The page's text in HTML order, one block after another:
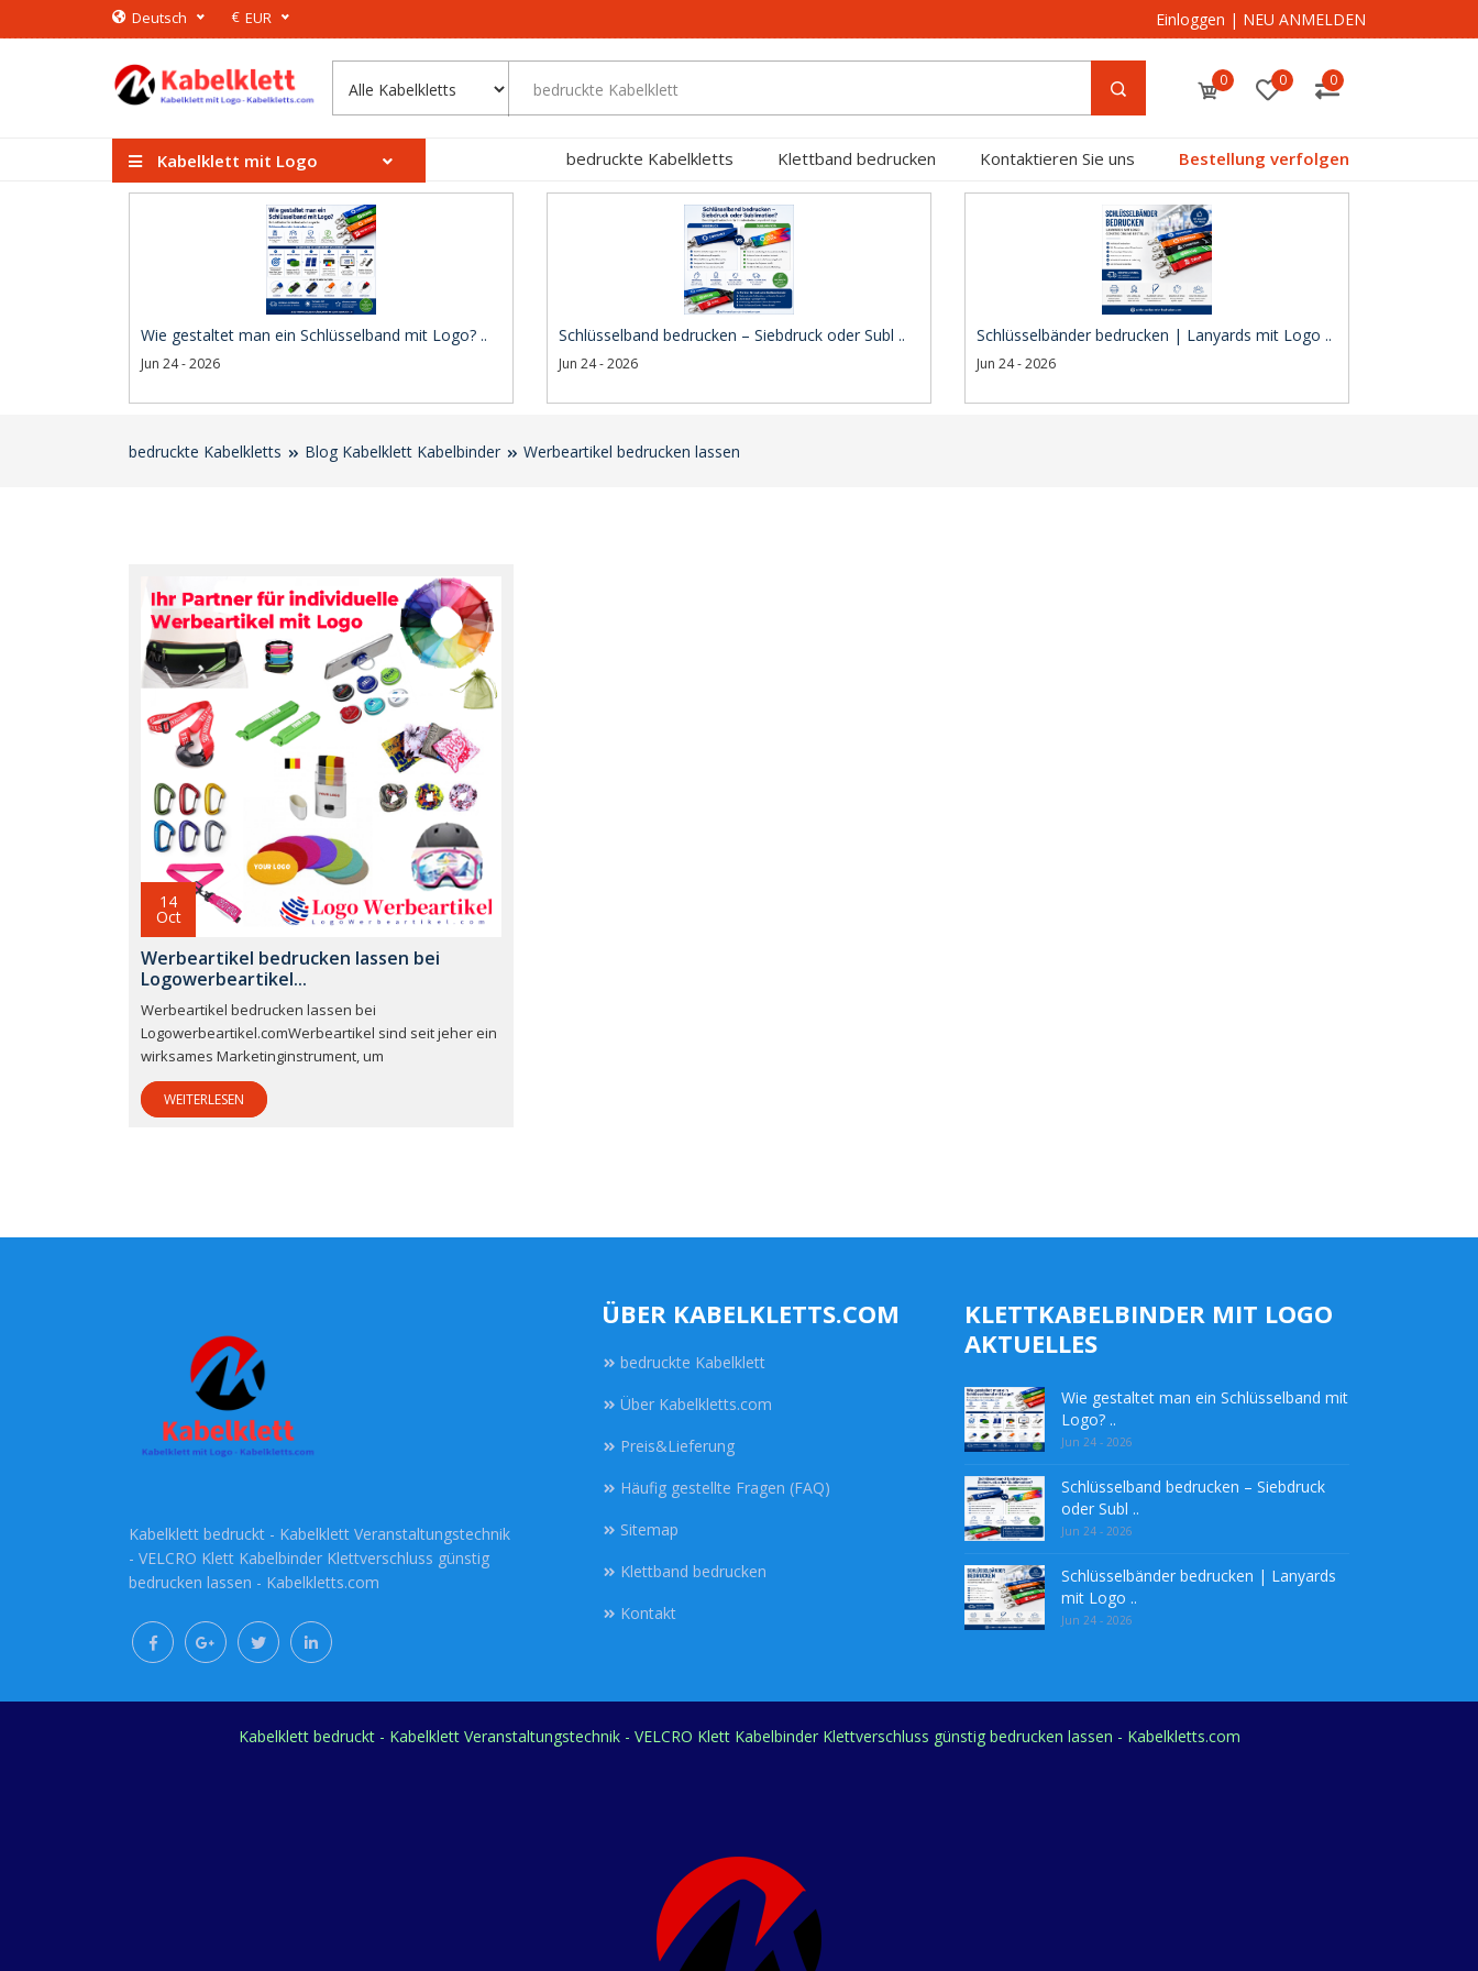
Deutsch € EUR Einloggen | NEU ANMELDEN
0 0 0
Kabelklett mit Logo bedruckte Kabelkletts Klettband bedrucken Kontaktieren Sie uns Bestellung verfolgen
Wie gestaltet man ein Schlüsselband mit Logo? ..
Jun 24 - 2026
Schlüsselband bedrucken – Siebdruck oder Subl ..
Jun 24 - 2026
Schlüsselbänder bedrucken | Lanyards mit Logo ..
Jun 24 - 2026
bedruckte Kabelkletts Blog Kabelklett Kabelbinder Werbeartikel bedrucken lassen
14
Oct
Werbeartikel bedrucken lassen bei
Logowerbeartikel...
Werbeartikel bedrucken lassen bei
Logowerbeartikel.comWerbeartikel sind seit jeher ein
wirksames Marketinginstrument, um
WEITERLESEN
Kabelklett bedruckt - Kabelklett Veranstaltungstechnik
- VELCRO Klett Kabelbinder Klettverschluss günstig
bedrucken lassen - Kabelkletts.com
ÜBER KABELKLETTS.COM
bedruckte Kabelklett
Über Kabelkletts.com
Preis&Lieferung
Häufig gestellte Fragen (FAQ)
Sitemap
Klettband bedrucken
Kontakt
KLETTKABELBINDER MIT LOGO
AKTUELLES
Wie gestaltet man ein Schlüsselband mit
Logo? ..
Jun 24 - 2026
Schlüsselband bedrucken – Siebdruck
oder Subl ..
Jun 24 - 2026
Schlüsselbänder bedrucken | Lanyards
mit Logo ..
Jun 24 - 2026
Kabelklett bedruckt - Kabelklett Veranstaltungstechnik - VELCRO Klett Kabelbinder Klettverschluss günstig bedrucken lassen - Kabelkletts.com